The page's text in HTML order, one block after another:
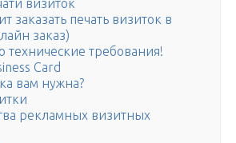
визиток
заказать печать визиток в
заказ)
технические требования!
Card
вам нужна?
рекламных визитных